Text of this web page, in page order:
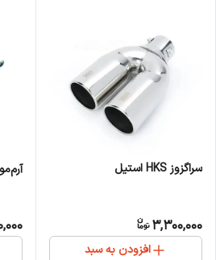
سراگزوز HKS استیل
3,300,000
افزودن به سبد